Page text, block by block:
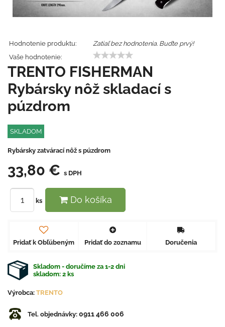
Hodnotenie produktu:
Zatiaľ bez hodnotenia. Buďte prvý!
Vaše hodnotenie:
TRENTO FISHERMAN
Rybársky nôž skladací s
púzdrom
SKLADOM
Rybársky zatvárací nôž s púzdrom
33,80 € s DPH
ks Do košíka
Pridať k Obľúbeným Pridať do zoznamu Doručenia
Skladom - doručíme za 1-2 dni
skladom: 2 ks
Výrobca: TRENTO
Tel. objednávky: 0911 466 006